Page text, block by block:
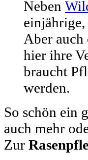
Neben
einjährige,
Aber
hier ihre
braucht
werden.
So schön ein
auch mehr
Zur